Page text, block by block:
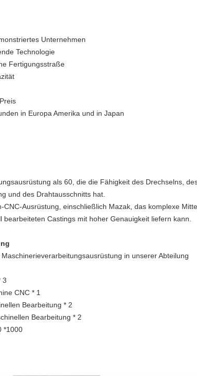
Unternehmen
Technologie
Fertigungsstraße
in Europa Amerika und in Japan
als 60, die die Fähigkeit des Drechselns,
und des Drahtausschnitts hat.
CNC-Ausrüstung, einschließlich Mazak, das komplexe
bearbeiteten Castings mit hoher Genauigkeit liefern kann.
in unserer Abteilung
3
CNC * 1
Bearbeitung * 2
Bearbeitung * 2
*1000